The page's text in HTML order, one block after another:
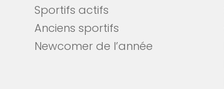
Sportifs actifs
Anciens sportifs
Newcomer de l’année